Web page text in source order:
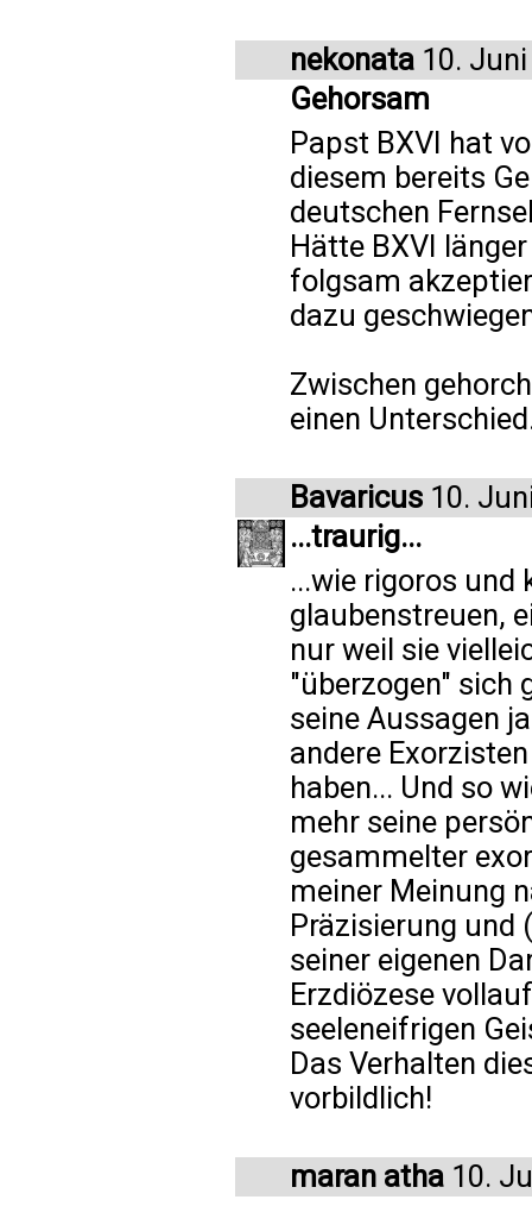
nekonata 10.
Gehorsam
Papst BXVI hat
diesem bereits
deutschen
Hätte BXVI
folgsam
dazu
Zwischen
einen
Bavaricus 10.
...traurig...
...wie rigoros
glaubenstreuen,
nur weil sie
"überzogen" sich
seine Aussagen
andere
haben... Und so
mehr seine
gesammelter
meiner Meinung
Präzisierung und
seiner eigenen
Erzdiözese
seeleneifrigen
Das Verhalten
vorbildlich!
maran atha 10.